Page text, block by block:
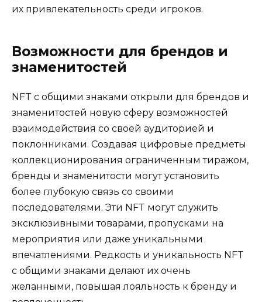
их привлекательность среди игроков.
Возможности для брендов и
знаменитостей
NFT с общими знаками открыли для брендов и
знаменитостей новую сферу возможностей
взаимодействия со своей аудиторией и
поклонниками. Создавая цифровые предметы
коллекционирования ограниченным тиражом,
бренды и знаменитости могут установить
более глубокую связь со своими
последователями. Эти NFT могут служить
эксклюзивными товарами, пропусками на
мероприятия или даже уникальными
впечатлениями. Редкость и уникальность NFT
с общими знаками делают их очень
желанными, повышая лояльность к бренду и